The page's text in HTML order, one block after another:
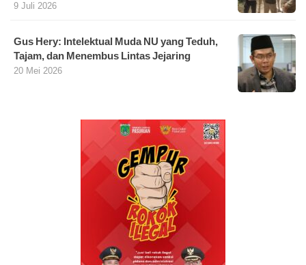
9 Juli 2026
Gus Hery: Intelektual Muda NU yang Teduh,
Tajam, dan Menembus Lintas Jejaring
20 Mei 2026